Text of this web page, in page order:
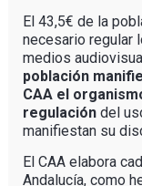
El 43,5€ de la
necesario regular
medios
población
CAA el
regulacióndel
manifiestan su
El CAA elabora
Andalucía, como